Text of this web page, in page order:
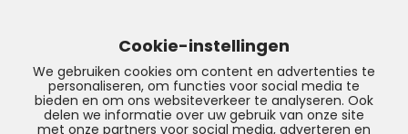
info@autoparcours.nl
Over ons
Cookie-instellingen
We gebruiken cookies om content en advertenties te
personaliseren, om functies voor social media te
bieden en om ons websiteverkeer te analyseren. Ook
delen we informatie over uw gebruik van onze site
met onze partners voor social media, adverteren en